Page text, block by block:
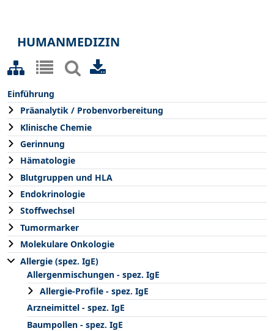
HUMANMEDIZIN
Einführung
Präanalytik / Probenvorbereitung
Klinische Chemie
Gerinnung
Hämatologie
Blutgruppen und HLA
Endokrinologie
Stoffwechsel
Tumormarker
Molekulare Onkologie
Allergie (spez. IgE)
Allergenmischungen - spez. IgE
Allergie-Profile - spez. IgE
Arzneimittel - spez. IgE
Baumpollen - spez. IgE